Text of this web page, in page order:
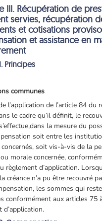
III. Récupération de
servies, récupération
et cotisations
et assistance en
Principes
communes
l’application de l’article 84 du
le cadre qu’il définit, le
la mesure du
soit entre les
soit vis-à-vis de la
morale concernée,
règlement d’application.
créance n’a pu être recouvré
les sommes qui
conformément aux articles 75
d’application.